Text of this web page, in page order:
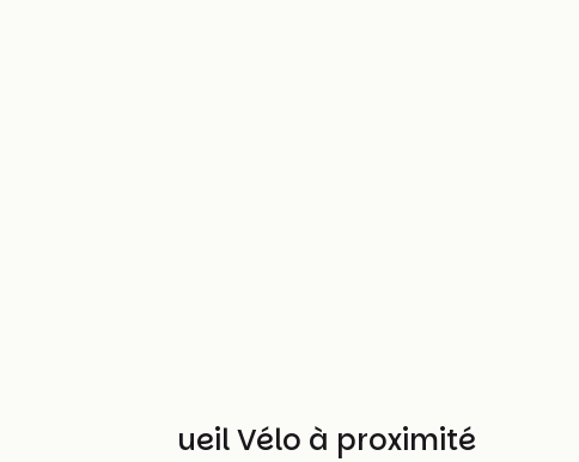
Autres Accueil Vélo à proximité